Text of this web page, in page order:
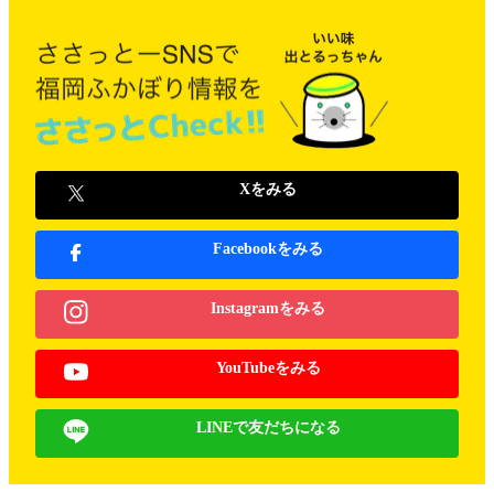
Xをみる
Facebookをみる
Instagramをみる
YouTubeをみる
LINEで友だちになる